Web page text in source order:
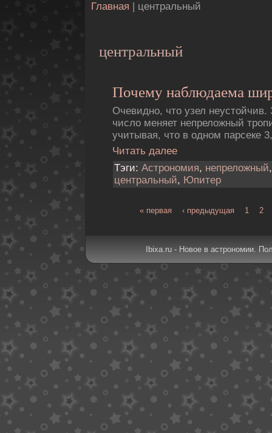
Главная | центральный
центральный
Почему наблюдаема
Очевидно, что узел неустойчив.
число меняет непреложный
учитывая, что в одном парсеке
Читать далее
Тэги: Астрономия, непреложный
центральный, Юпитер
« первая ‹ предыдущая 1 2
Ibixa.ru - Новое в астрономии.